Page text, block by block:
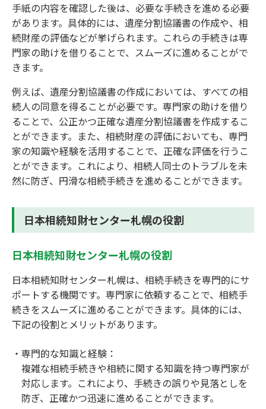
手紙の内容を確認した後は、必要な手続きを進める必要
があります。具体的には、遺産分割協議書の作成や、相
続財産の評価などが挙げられます。これらの手続きは専
門家の助けを借りることで、スムーズに進めることがで
きます。
例えば、遺産分割協議書の作成においては、すべての相
続人の同意を得ることが必要です。専門家の助けを借り
ることで、公正かつ正確な遺産分割協議書を作成するこ
とができます。また、相続財産の評価においても、専門
家の知識や経験を活用することで、正確な評価を行うこ
とができます。これにより、相続人同士のトラブルを未
然に防ぎ、円滑な相続手続きを進めることができます。
日本相続知財センター札幌の役割
日本相続知財センター札幌の役割
日本相続知財センター札幌は、相続手続きを専門的にサ
ポートする機関です。専門家に依頼することで、相続手
続きをスムーズに進めることができます。具体的には、
下記の役割とメリットがあります。
専門的な知識と経験：
複雑な相続手続きや相続に関する知識を持つ専門家が
対応します。これにより、手続きの誤りや見落としを
防ぎ、正確かつ迅速に進めることができます。